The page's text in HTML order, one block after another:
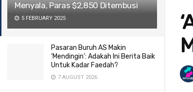
Menyala, Paras $2,850 Ditembusi
5 FEBRUARY 2025
Pasaran Buruh AS Makin
‘Mendingin’: Adakah Ini Berita Baik
Untuk Kadar Faedah?
7 AUGUST 2026